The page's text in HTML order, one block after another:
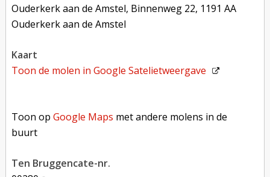
Ouderkerk aan de Amstel, Binnenweg 22, 1191 AA
Ouderkerk aan de Amstel
kaart
Toon de molen inGoogle Satelietweergave
Toon opGoogle Maps met andere molens in de
buurt
Ten Bruggencate-nr.